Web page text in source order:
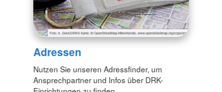
Adressen
Nutzen Sie unseren Adressfinder, um
Ansprechpartner und Infos über DRK-